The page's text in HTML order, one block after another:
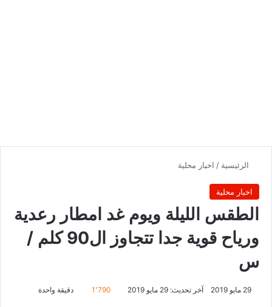
الرئيسية / اخبار محلية
اخبار محلية
الطقس الليلة ويوم غد امطار رعدية
ورياح قوية جدا تتجاوز ال90 كلم /
س
29 مايو 2019 آخر تحديث: 29 مايو 2019 1٬790 دقيقة واحدة